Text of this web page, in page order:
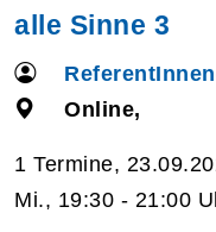
alle Sinne 3
Online,
1 Termine,
Mi., 19:30 - 21:00